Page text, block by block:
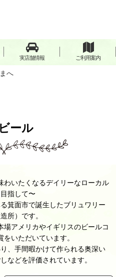
実店舗情報 ご利用案内
へ
ール
わいたくなるデイリーなローカル
指して〜
箕面市で誕生したブリュワリー
所）です。
アメリカやイギリスのビールコ
いただいています。
、手間暇かけて作られる奥深い
などを評価されています。